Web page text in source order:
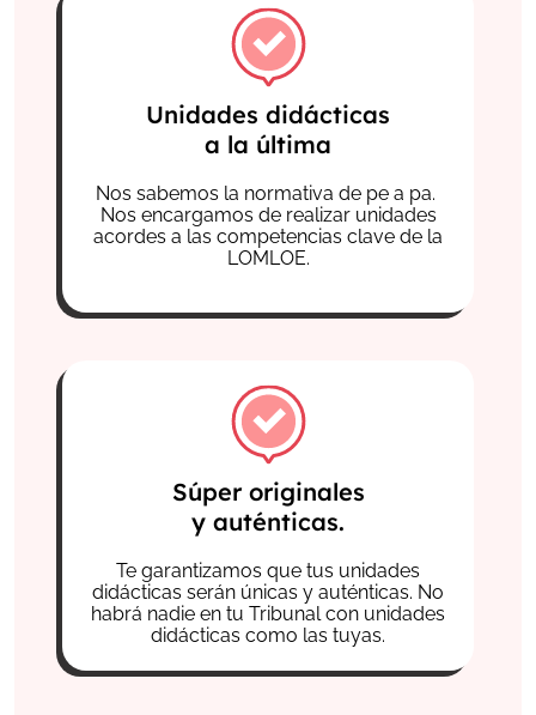
Unidades didácticas
a la última
Nos sabemos la normativa de pe a pa.
Nos encargamos de realizar unidades
acordes a las competencias clave de la
LOMLOE.
Súper originales
y auténticas.
Te garantizamos que tus unidades
didácticas serán únicas y auténticas. No
habrá nadie en tu Tribunal con unidades
didácticas como las tuyas.